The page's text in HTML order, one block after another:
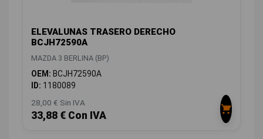
ELEVALUNAS TRASERO DERECHO
BCJH72590A
MAZDA 3 BERLINA (BP)
OEM: BCJH72590A
ID: 1180089
28,00 € Sin IVA
33,88 € Con IVA